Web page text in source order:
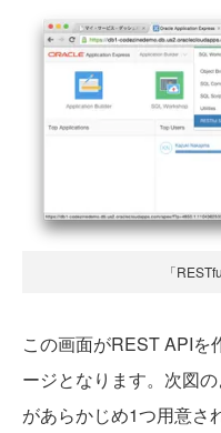
「
この画面がREST APIを
ージとなります。次図
があらかじめ1つ用意さ